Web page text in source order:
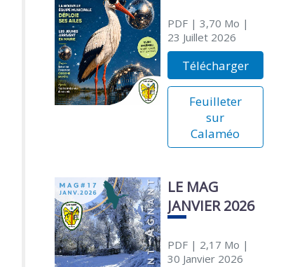
PDF| 3,70 Mo |
23 Juillet 2026
Télécharger
Feuilleter
sur
Calaméo
LE MAG
JANVIER 2026
PDF| 2,17 Mo |
30 Janvier 2026